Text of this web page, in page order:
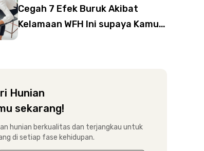
Cegah 7 Efek Buruk Akibat
Kelamaan WFH Ini supaya Kamu
Hunian
sekarang!
hunian berkualitas dan terjangkau untuk
di setiap fase kehidupan.